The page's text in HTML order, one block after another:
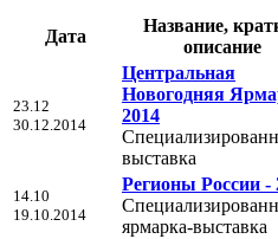
Дата
Название,
описание
23.12
30.12.2014
Центральная
Новогодняя
2014
выставка
14.10
19.10.2014
Регионы России -
ярмарка-выставка